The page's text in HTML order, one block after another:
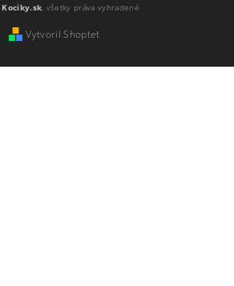
Kociky.sk, všetky práva vyhradené
Vytvoril Shoptet